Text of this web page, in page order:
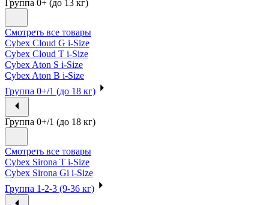
Группа 0+ (до 13 кг)
Смотреть все товары
Cybex Cloud G i-Size
Cybex Cloud T i-Size
Cybex Aton S i-Size
Cybex Aton B i-Size
Группа 0+/1 (до 18 кг)
Группа 0+/1 (до 18 кг)
Смотреть все товары
Cybex Sirona T i-Size
Cybex Sirona Gi i-Size
Группа 1-2-3 (9-36 кг)